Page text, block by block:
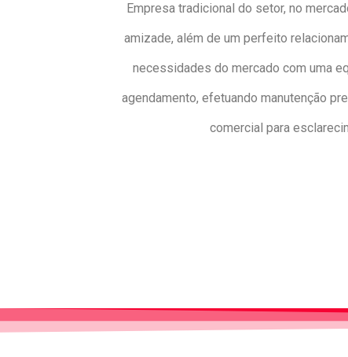
Empresa tradicional do setor, no
amizade, além de um perfeito
necessidades do mercado com uma
agendamento, efetuando manutenção
comercial para